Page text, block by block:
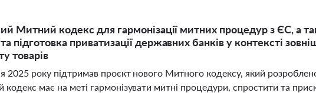
Митний кодекс для гармонізації митних процедур з ЄС, а
підготовка приватизації державних банків у контексті
товарів
2025 року підтримав проєкт нового Митного кодексу, який
має на меті гармонізувати митні процедури, спростити та